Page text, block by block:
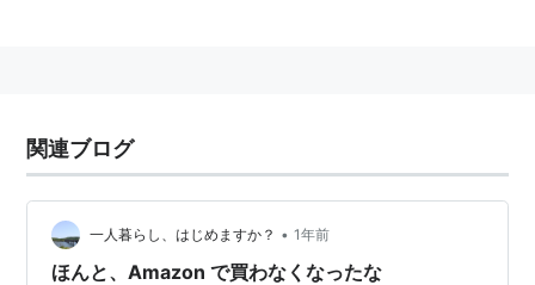
関連ブログ
一人暮らし、はじめますか？ • 1年前
ほんと、Amazon で買わなくなったな